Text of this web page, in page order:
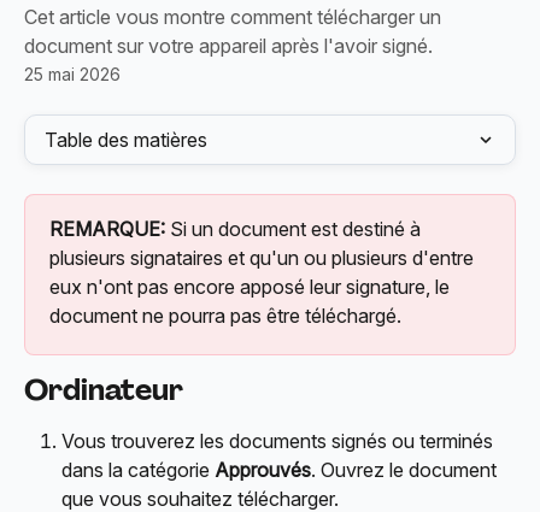
Cet article vous montre comment télécharger un
document sur votre appareil après l'avoir signé.
25 mai 2026
Table des matières
REMARQUE: Si un document est destiné à
plusieurs signataires et qu'un ou plusieurs d'entre
eux n'ont pas encore apposé leur signature, le
document ne pourra pas être téléchargé.
Ordinateur
Vous trouverez les documents signés ou terminés
dans la catégorie Approuvés. Ouvrez le document
que vous souhaitez télécharger.